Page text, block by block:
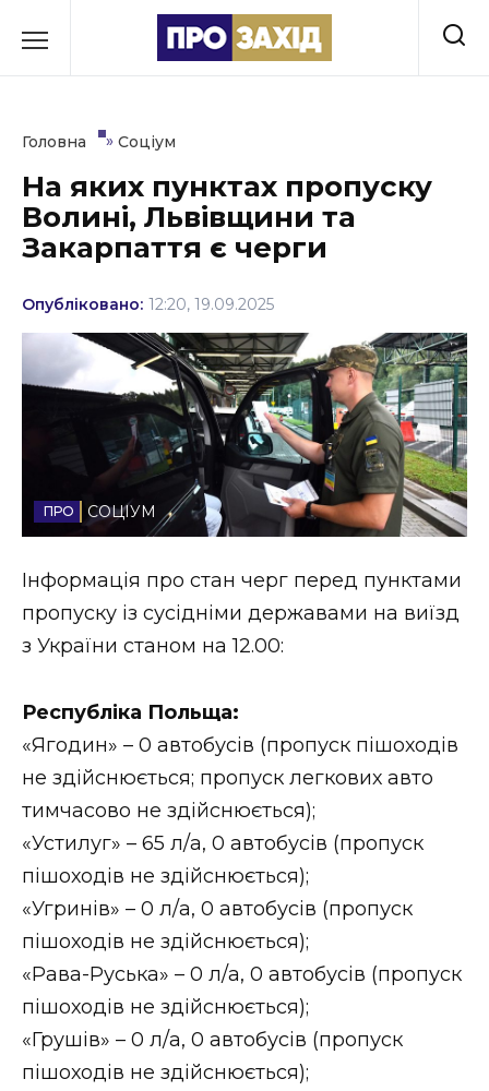
до
Культура
Освіта
Події
Політика
Стиль життя
Втрачений Ужгород (відеоверсія)
ЗАКАРПАТСЬКІ НОВИНИ
НОВИНИ ЗАХІДНОЇ УКРАЇНИ
ФОТО
ВІДЕО
Головна » Соціум
На яких пунктах пропуску
Волині, Львівщини та
Закарпаття є черги
Опубліковано: 12:20, 19.09.2025
СОЦІУМ
Інформація про стан черг перед пунктами
пропуску із сусідніми державами на виїзд
з України станом на 12.00:
Республіка Польща:
«Ягодин» – 0 автобусів (пропуск пішоходів
не здійснюється; пропуск легкових авто
тимчасово не здійснюється);
«Устилуг» – 65 л/а, 0 автобусів (пропуск
пішоходів не здійснюється);
«Угринів» – 0 л/а, 0 автобусів (пропуск
пішоходів не здійснюється);
«Рава-Руська» – 0 л/а, 0 автобусів (пропуск
пішоходів не здійснюється);
«Грушів» – 0 л/а, 0 автобусів (пропуск
пішоходів не здійснюється);